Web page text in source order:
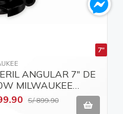
7"
ANGULAR 7" DE
MILWAUKEE
59
S/ 899.90